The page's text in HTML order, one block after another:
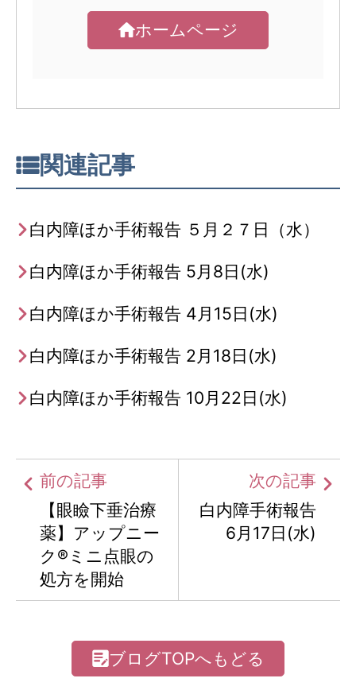
ホームページ
関連記事
白内障ほか手術報告 ５月２７日（水）
白内障ほか手術報告 5月8日(水)
白内障ほか手術報告 4月15日(水)
白内障ほか手術報告 2月18日(水)
白内障ほか手術報告 10月22日(水)
前の記事
【眼瞼下垂治療
薬】アップニー
ク®ミニ点眼の
処方を開始
次の記事
白内障手術報告
6月17日(水)
ブログTOPへもどる